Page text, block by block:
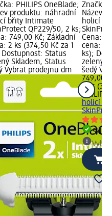
PHILIPS OneBlade;
produktu: náhradní
břity Intimate
QP229/50, 2 ks;
749,00 Kč; Základní
2 ks (374,50 Kč za 1
Dostupnost: Status
Skladem, Status
Vybrat prodejnu dm
Značka:
Název
holicí
Cena:
cena: 2
ks);
zelený
šedý
749,00
2 ks
PHILIPS
holicí